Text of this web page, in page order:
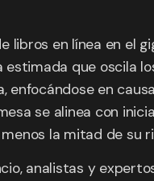
libros en línea en el
que oscila
en
se alinea con
la mitad de su
analistas y